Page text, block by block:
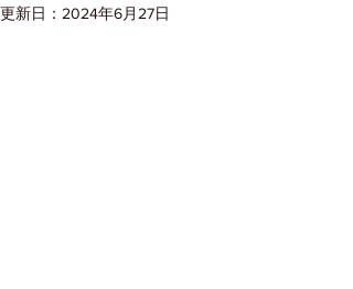
更新日： 2024年6月27日